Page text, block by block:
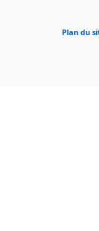
Plan du